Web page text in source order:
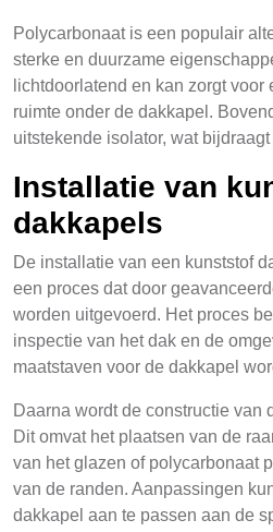
Polycarbonaat is een populair
sterke en duurzame
lichtdoorlatend en kan zorgt
ruimte onder de dakkapel.
uitstekende isolator, wat
Installatie van
dakkapels
De installatie van een kunststof
een proces dat door
worden uitgevoerd. Het proces
inspectie van het dak en de
maatstaven voor de dakkapel
Daarna wordt de constructie van
Dit omvat het plaatsen van de
van het glazen of polycarbonaat
van de randen. Aanpassingen
dakkapel aan te passen aan de